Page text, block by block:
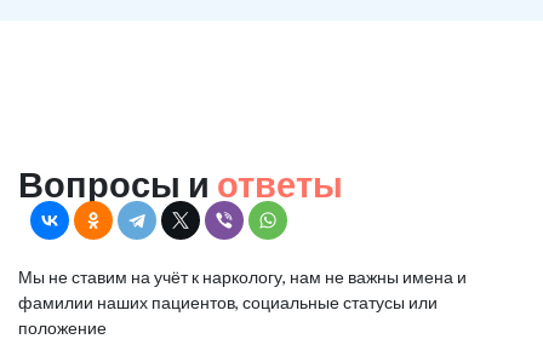
Вопросы и ответы
Мы не ставим на учёт к наркологу, нам не важны имена и
фамилии наших пациентов, социальные статусы или
положение